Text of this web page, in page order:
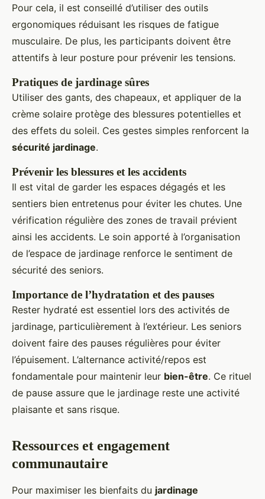
Pour cela, il est conseillé d’utiliser des outils
ergonomiques réduisant les risques de fatigue
musculaire. De plus, les participants doivent être
attentifs à leur posture pour prévenir les tensions.
Pratiques de jardinage sûres
Utiliser des gants, des chapeaux, et appliquer de la
crème solaire protège des blessures potentielles et
des effets du soleil. Ces gestes simples renforcent la
sécurité jardinage.
Prévenir les blessures et les accidents
Il est vital de garder les espaces dégagés et les
sentiers bien entretenus pour éviter les chutes. Une
vérification régulière des zones de travail prévient
ainsi les accidents. Le soin apporté à l’organisation
de l’espace de jardinage renforce le sentiment de
sécurité des seniors.
Importance de l’hydratation et des pauses
Rester hydraté est essentiel lors des activités de
jardinage, particulièrement à l’extérieur. Les seniors
doivent faire des pauses régulières pour éviter
l’épuisement. L’alternance activité/repos est
fondamentale pour maintenir leur bien-être. Ce rituel
de pause assure que le jardinage reste une activité
plaisante et sans risque.
Ressources et engagement
communautaire
Pour maximiser les bienfaits du jardinage